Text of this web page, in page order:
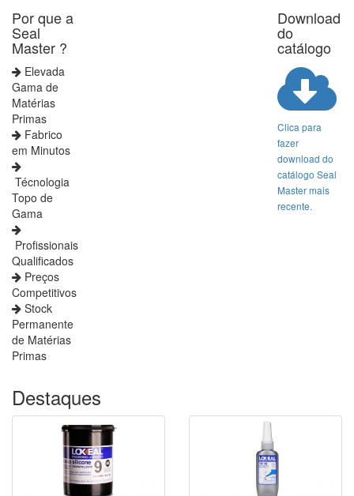
Por que a
Seal
Master ?
Elevada
Gama de
Matérias
Primas
Fabrico
em Minutos
Técnologia
Topo de
Gama
Profissionais
Qualificados
Preços
Competitivos
Stock
Permanente
de Matérias
Primas
Download
do
catálogo
Clica para
fazer
download do
catálogo Seal
Master mais
recente.
Destaques